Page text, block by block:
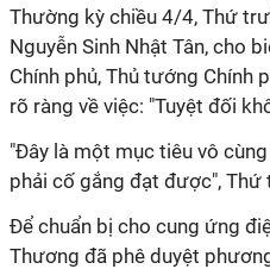
Thường kỳ chiều 4/4, Thứ
Nguyễn Sinh Nhật Tân, cho
Chính phủ, Thủ tướng Chính
rõ ràng về việc: "Tuyệt đối
"Đây là một mục tiêu vô
phải cố gắng đạt được", Thứ
Để chuẩn bị cho cung ứng
Thương đã phê duyệt